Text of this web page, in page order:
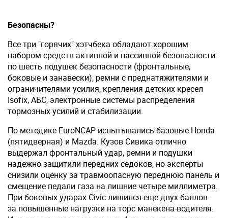
Безопасны?
Все три "горячих" хэтчбека обладают хорошим
набором средств активной и пассивной безопасности:
по шесть подушек безопасности (фронтальные,
боковые и занавески), ремни с преднатяжителями и
ограничителями усилия, крепления детских кресел
Isofix, АБС, электронные системы распределения
тормозных усилий и стабилизации.
По методике EuroNCAP испытывались базовые Honda
(пятидверная) и Mazda. Кузов Сивика отлично
выдержал фронтальный удар, ремни и подушки
надежно защитили передних седоков, но эксперты
снизили оценку за травмоопасную переднюю панель и
смещение педали газа на лишние четыре миллиметра.
При боковых ударах Civic лишился еще двух баллов -
за повышенные нагрузки на торс манекена-водителя.